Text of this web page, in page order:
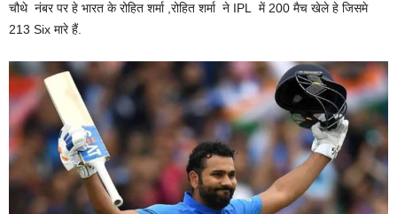
चौथे नंबर पर हे भारत के रोहित शर्मा ,रोहित शर्मा ने IPL में 200 मैच खेले हे जिसमे
213 Six मारे हैं.